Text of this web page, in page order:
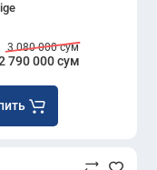
790 000 сум
3 080 000 сум